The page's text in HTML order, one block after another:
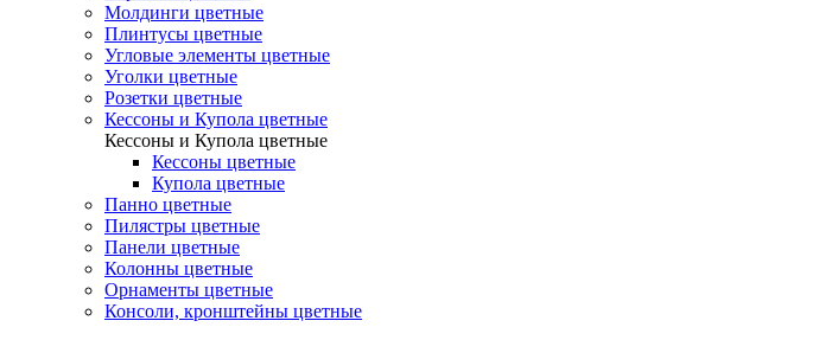
Молдинги цветные
Плинтусы цветные
Угловые элементы цветные
Уголки цветные
Розетки цветные
Кессоны и Купола цветные
Кессоны и Купола цветные
Кессоны цветные
Купола цветные
Панно цветные
Пилястры цветные
Панели цветные
Колонны цветные
Орнаменты цветные
Консоли, кронштейны цветные